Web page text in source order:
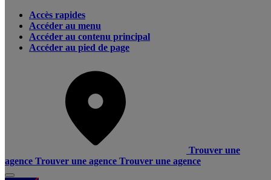
Accès rapides
Accéder au menu
Accéder au contenu principal
Accéder au pied de page
Trouver une
agence Trouver une agence Trouver une agence